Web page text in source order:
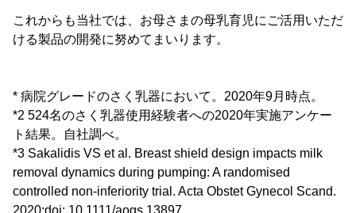
これからも当社では、お母さまの母乳育児にご活用いただ
ける製品の開発に努めてまいります。
* 病院グレードのさく乳器において。2020年9月時点。
*2 524名のさく乳器使用経験者への2020年実施アンケー
ト結果。自社調べ。
*3 Sakalidis VS et al. Breast shield design impacts milk
removal dynamics during pumping: A randomised
controlled non-inferiority trial. Acta Obstet Gynecol Scand.
2020:doi: 10.1111/aogs.13897.